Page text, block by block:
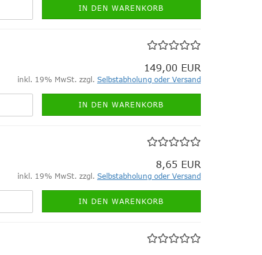
IN DEN WARENKORB
149,00 EUR
inkl. 19% MwSt. zzgl. Selbstabholung oder Versand
IN DEN WARENKORB
8,65 EUR
inkl. 19% MwSt. zzgl. Selbstabholung oder Versand
IN DEN WARENKORB